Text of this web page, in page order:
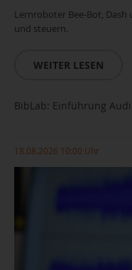
Lernroboter Bee-Bot,
und steuern.
WEITER LESEN
BibLab: Einführung
18.08.2026 10:00 Uhr